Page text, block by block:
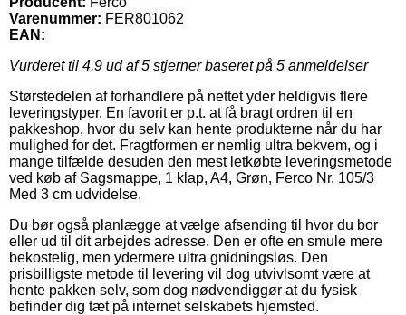
Varenummer: FER801062
EAN:
Vurderet til 4.9 ud af 5 stjerner baseret på 5 anmeldelser
Størstedelen af forhandlere på nettet yder heldigvis flere
leveringstyper. En favorit er p.t. at få bragt ordren til en
pakkeshop, hvor du selv kan hente produkterne når du har
mulighed for det. Fragtformen er nemlig ultra bekvem, og i
mange tilfælde desuden den mest letkøbte leveringsmetode
ved køb af Sagsmappe, 1 klap, A4, Grøn, Ferco Nr. 105/3
Med 3 cm udvidelse.
Du bør også planlægge at vælge afsending til hvor du bor
eller ud til dit arbejdes adresse. Den er ofte en smule mere
bekostelig, men ydermere ultra gnidningsløs. Den
prisbilligste metode til levering vil dog utvivlsomt være at
hente pakken selv, som dog nødvendiggør at du fysisk
befinder dig tæt på internet selskabets hjemsted.